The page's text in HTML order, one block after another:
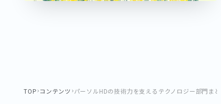
TOP コンテンツ パーソルHDの技術力を支えるテクノロジー部門ま